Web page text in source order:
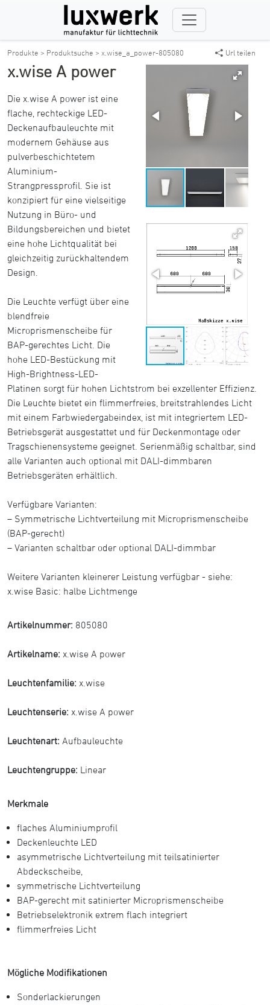
Produkte > Produktsuche > x.wise_a_power-805080 Url teilen
x.wise A power
Die x.wise A power ist eine
flache, rechteckige LED-
Deckenaufbauleuchte mit
modernem Gehäuse aus
pulverbeschichtetem
Aluminium-
Strangpressprofil. Sie ist
konzipiert für eine vielseitige
Nutzung in Büro- und
Bildungsbereichen und bietet
eine hohe Lichtqualität bei
gleichzeitig zurückhaltendem
Design.
Die Leuchte verfügt über eine
blendfreie
Microprismenscheibe für
BAP-gerechtes Licht. Die
hohe LED-Bestückung mit
High-Brightness-LED-
Platinen sorgt für hohen Lichtstrom bei exzellenter Effizienz.
Die Leuchte bietet ein flimmerfreies, breitstrahlendes Licht
mit einem Farbwiedergabeindex, ist mit integriertem LED-
Betriebsgerät ausgestattet und für Deckenmontage oder
Tragschienensysteme geeignet. Serienmäßig schaltbar, sind
alle Varianten auch optional mit DALI-dimmbaren
Betriebsgeräten erhältlich.
Verfügbare Varianten:
– Symmetrische Lichtverteilung mit Microprismenscheibe
(BAP-gerecht)
– Varianten schaltbar oder optional DALI-dimmbar
Weitere Varianten kleinerer Leistung verfügbar - siehe:
x.wise Basic: halbe Lichtmenge
Artikelnummer: 805080
Artikelname: x.wise A power
Leuchtenfamilie: x.wise
Leuchtenserie: x.wise A power
Leuchtenart: Aufbauleuchte
Leuchtengruppe: Linear
Merkmale
flaches Aluminiumprofil
Deckenleuchte LED
asymmetrische Lichtverteilung mit teilsatinierter
Abdeckscheibe,
symmetrische Lichtverteilung
BAP-gerecht mit satinierter Microprismenscheibe
Betriebselektronik extrem flach integriert
flimmerfreies Licht
Mögliche Modifikationen
Sonderlackierungen